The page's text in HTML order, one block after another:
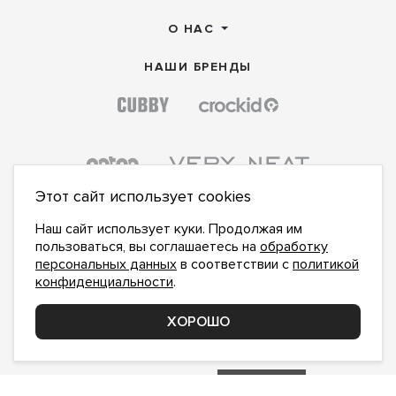
О НАС
НАШИ БРЕНДЫ
ПОДПИСАТЬСЯ НА НОВОСТИ:
сполитикой конфиденциальностиознакомлен и
Этот сайт использует cookies
Наш сайт использует куки. Продолжая им
пользоваться, вы соглашаетесь на обработку
персональных данных в соответствии с политикой
конфиденциальности.
ХОРОШО